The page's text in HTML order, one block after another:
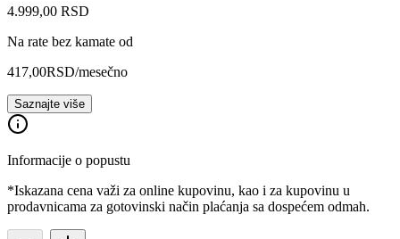
4.999,00 RSD
Na rate bez kamate od
417,00RSD/mesečno
Saznajte više
Informacije o popustu
*Iskazana cena važi za online kupovinu, kao i za kupovinu u
prodavnicama za gotovinski način plaćanja sa dospećem odmah.